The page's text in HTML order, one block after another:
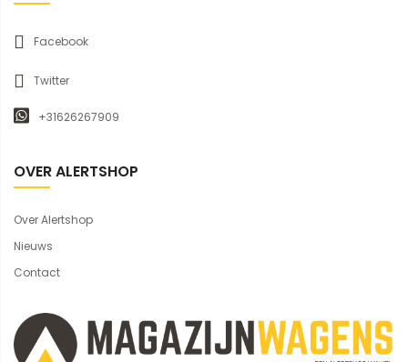
Facebook
Twitter
+31626267909
OVER ALERTSHOP
Over Alertshop
Nieuws
Contact